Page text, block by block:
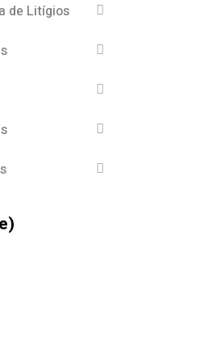
de Litígios